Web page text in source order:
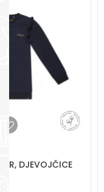
DJEVOJČICE